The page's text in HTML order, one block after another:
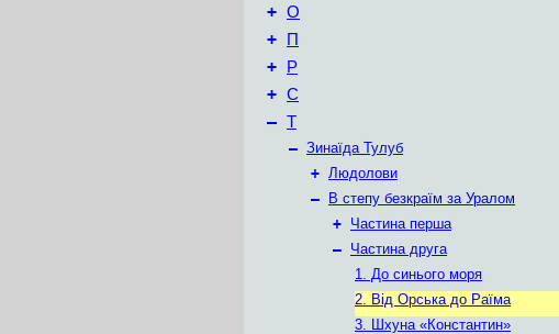
+ О
+ П
+ Р
+ С
– Т
– Зинаїда Тулуб
+ Людолови
–
В степу безкраїм за Уралом
+ Частина перша
– Частина друга
1. До синього моря
2. Від Орська до Раїма
3. Шхуна «Константин»